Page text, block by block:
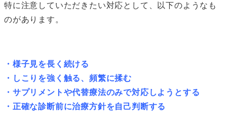
特に注意していただきたい対応として、以下のようなも
のがあります。
・様子見を長く続ける
・しこりを強く触る、頻繁に揉む
・サプリメントや代替療法のみで対応しようとする
・正確な診断前に治療方針を自己判断する